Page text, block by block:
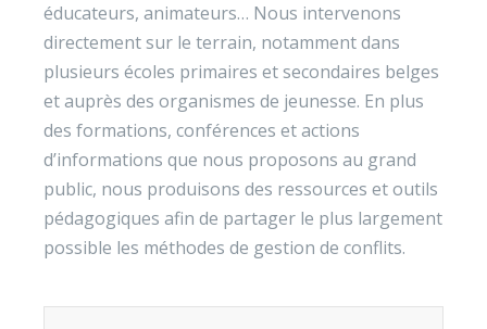
éducateurs, animateurs… Nous intervenons
directement sur le terrain, notamment dans
plusieurs écoles primaires et secondaires belges
et auprès des organismes de jeunesse. En plus
des formations, conférences et actions
d’informations que nous proposons au grand
public, nous produisons des ressources et outils
pédagogiques afin de partager le plus largement
possible les méthodes de gestion de conflits.